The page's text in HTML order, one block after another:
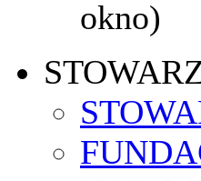
okno)